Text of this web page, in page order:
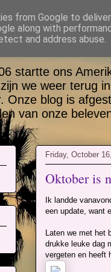
Scott
startte ons
we weer terug
Onze blog is
van onze
Friday, October
Oktober is
Ik landde
een update, want
Laten we met het
drukke leuke dag
vergeten en heeft
from Google to
along with
and address abuse.